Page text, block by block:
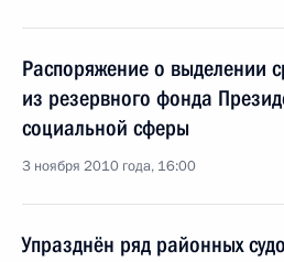
Распоряжение о выделении
из резервного фонда
социальной сферы
3 ноября 2010 года, 16:00
Упразднён ряд районных